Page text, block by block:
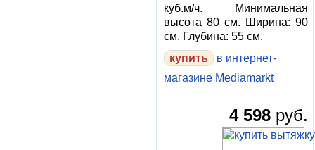
куб.м/ч. Минимальная
высота 80 см. Ширина: 90
см. Глубина: 55 см.
в интернет-
магазине Mediamarkt
4 598 руб.